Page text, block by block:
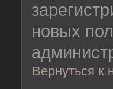
новых
Вернуться к